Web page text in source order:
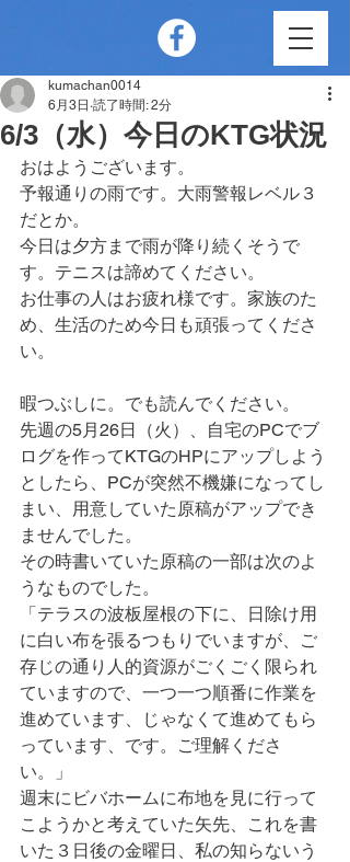
6/3（水）今日のKTG状況
kumachan0014
6月3日 読了時間: 2分
おはようございます。
予報通りの雨です。大雨警報レベル３
だとか。
今日は夕方まで雨が降り続くそうで
す。テニスは諦めてください。
お仕事の人はお疲れ様です。家族のた
め、生活のため今日も頑張ってくださ
い。
暇つぶしに。でも読んでください。
先週の5月26日（火）、自宅のPCでブ
ログを作ってKTGのHPにアップしよう
としたら、PCが突然不機嫌になってし
まい、用意していた原稿がアップでき
ませんでした。
その時書いていた原稿の一部は次のよ
うなものでした。
「テラスの波板屋根の下に、日除け用
に白い布を張るつもりでいますが、ご
存じの通り人的資源がごくごく限られ
ていますので、一つ一つ順番に作業を
進めています、じゃなくて進めてもら
っています、です。ご理解くださ
い。」
週末にビバホームに布地を見に行って
こようかと考えていた矢先、これを書
いた３日後の金曜日、私の知らないう